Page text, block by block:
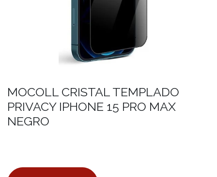
MOCOLL CRISTAL TEMPLADO
PRIVACY IPHONE 15 PRO MAX
NEGRO